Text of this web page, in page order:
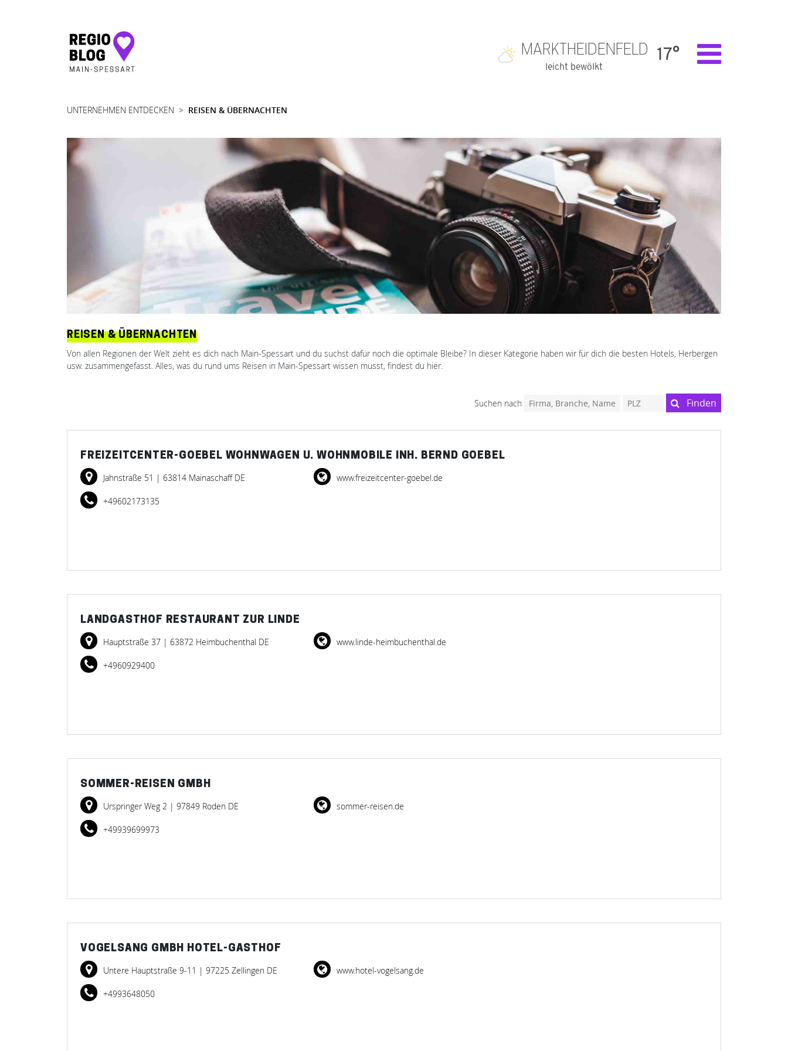
Hauptnavigation
MARKTHEIDENFELD
leicht bewölkt
17°
UNTERNEHMEN ENTDECKEN REISEN & ÜBERNACHTEN
REISEN & ÜBERNACHTEN
Von allen Regionen der Welt zieht es dich nach Main-Spessart und du suchst dafür noch die optimale Bleibe? In dieser Kategorie haben wir für dich die besten Hotels, Herbergen
usw. zusammengefasst. Alles, was du rund ums Reisen in Main-Spessart wissen musst, findest du hier.
Suchen nach Finden
FREIZEITCENTER-GOEBEL WOHNWAGEN U. WOHNMOBILE INH. BERND GOEBEL
Jahnstraße 51 | 63814 Mainaschaff DE
+49602173135
www.freizeitcenter-goebel.de
LANDGASTHOF RESTAURANT ZUR LINDE
Hauptstraße 37 | 63872 Heimbuchenthal DE
+4960929400
www.linde-heimbuchenthal.de
SOMMER-REISEN GMBH
Urspringer Weg 2 | 97849 Roden DE
+49939699973
sommer-reisen.de
VOGELSANG GMBH HOTEL-GASTHOF
Untere Hauptstraße 9-11 | 97225 Zellingen DE
+4993648050
www.hotel-vogelsang.de